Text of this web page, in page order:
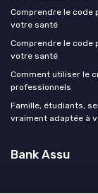
Comprendre le code
votre santé
Comprendre le code
votre santé
Comment utiliser le
professionnels
Famille, étudiants,
vraiment adaptée à
Bank Assu